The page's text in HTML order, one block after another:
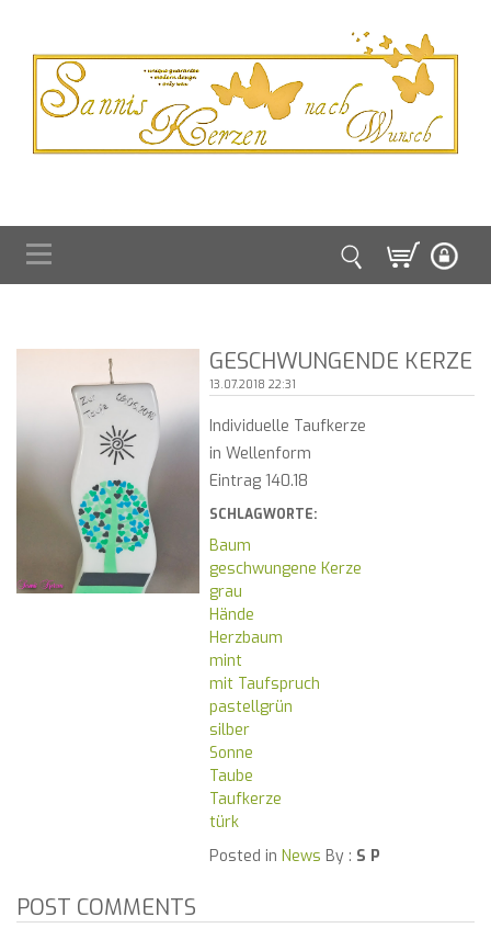
GESCHWUNGENDE KERZE
13.07.2018 22:31
Individuelle Taufkerze
in Wellenform
Eintrag 140.18
SCHLAGWORTE:
Baum
geschwungene Kerze
grau
Hände
Herzbaum
mint
mit Taufspruch
pastellgrün
silber
Sonne
Taube
Taufkerze
türk
Posted in News By : S P
POST COMMENTS